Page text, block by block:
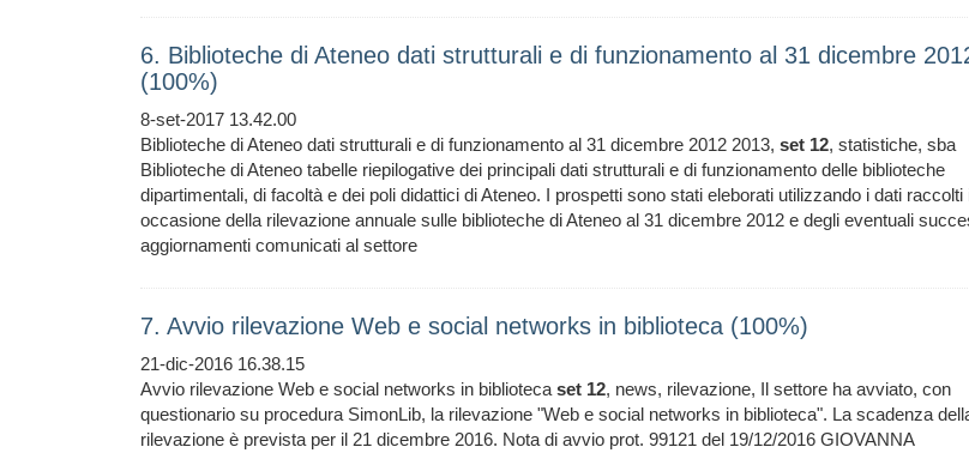
6. Biblioteche di Ateneo dati strutturali e di funzionamento al 31 dicembre
(100%)
8-set-2017 13.42.00
Biblioteche di Ateneo dati strutturali e di funzionamento al 31 dicembre 2012 2013, set 12, statistiche, sba
Biblioteche di Ateneo tabelle riepilogative dei principali dati strutturali e di funzionamento delle biblioteche
dipartimentali, di facoltà e dei poli didattici di Ateneo. I prospetti sono stati eleborati utilizzando i dati raccolti
occasione della rilevazione annuale sulle biblioteche di Ateneo al 31 dicembre 2012 e degli eventuali
aggiornamenti comunicati al settore
7. Avvio rilevazione Web e social networks in biblioteca (100%)
21-dic-2016 16.38.15
Avvio rilevazione Web e social networks in biblioteca set 12, news, rilevazione, Il settore ha avviato, con
questionario su procedura SimonLib, la rilevazione "Web e social networks in biblioteca". La scadenza
rilevazione è prevista per il 21 dicembre 2016. Nota di avvio prot. 99121 del 19/12/2016 GIOVANNA